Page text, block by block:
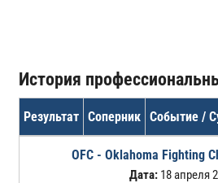
История
Результат Соперник Событие /
OFC - Oklahoma Fighting
Дата:18 апреля